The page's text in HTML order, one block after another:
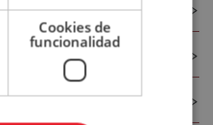
Negocio
Cookies de
funcionalidad